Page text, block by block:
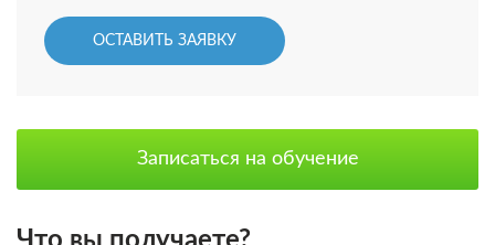
ОСТАВИТЬ ЗАЯВКУ
Записаться на обучение